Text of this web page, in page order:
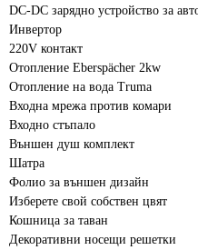
DC-DC зарядно устройство за
Инвертор
220V контакт
Отопление Eberspächer 2kw
Отопление на вода Truma
Входна мрежа против комари
Входно стъпало
Външен душ комплект
Шатра
Фолио за външен дизайн
Изберете свой собствен цвят
Кошница за таван
Декоративни носещи решетки